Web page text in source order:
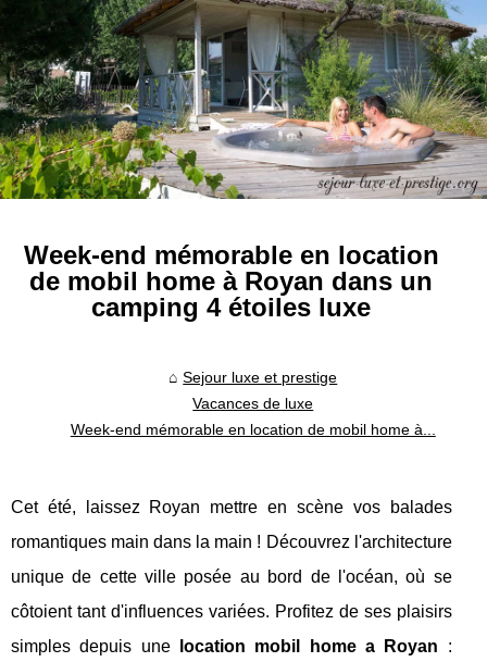
Week-end mémorable en location
de mobil home à Royan dans un
camping 4 étoiles luxe
Sejour luxe et prestige
Vacances de luxe
Week-end mémorable en location de mobil home à...
Cet été, laissez Royan mettre en scène vos balades
romantiques main dans la main ! Découvrez l'architecture
unique de cette ville posée au bord de l'océan, où se
côtoient tant d'influences variées. Profitez de ses plaisirs
simples depuis une
location mobil home a Royan :